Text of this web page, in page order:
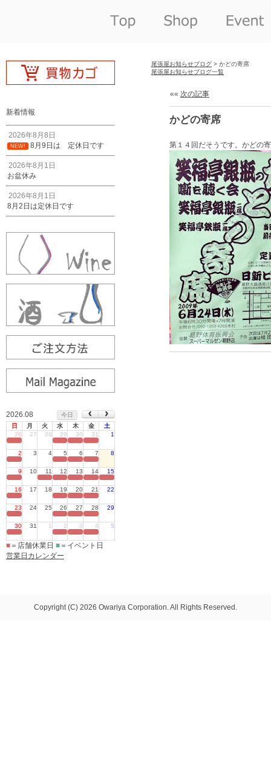
新着情報
2026年8月8日
NEW! 8月9日は 定休日です
2026年8月1日
お盆休み
2026年8月1日
8月2日は定休日です
2026.08
今日
日
月 火 水 木 金
土
26
27 28 29 30 31 1
2 3 4 5 6 7 8
9 10 11 12 13 14 15
16 17 18 19 20 21 22
23 24 25 26 27 28 29
30 31 1 2 3 4 5
■ ＝店舗休業日 ■ ＝イベント日
営業日カレンダー
尾張屋お知らせブログ > かどの寄席
尾張屋お知らせブログ一覧
«« 次の記事
かどの寄席
第１４回だそうです。かどの
Copyright (C) 2026 Owariya Corporation. All Rights Reserved.